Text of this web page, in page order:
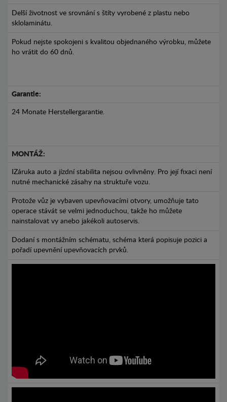
Delší životnost ve srovnání s štíty vyrobené z plastu nebo
sklolaminátu.
Pokud nejste spokojeni s kvalitou objednaného výrobku, můžete
ho vrátit do 60 dnů.
Garantie:
24 Monate Herstellergarantie.
MONTÁŽ:
IZáruka auto a jízdní stabilita nejsou ovlivněny. Pro její fixaci není
nutné mechanické zásahy na struktuře vozu.
Protože vůz je vybaven upevňovacími otvory, umožňuje tato
operace stávát se velmi jednoduchou, takže ho můžete
nainstalovat vy anebo jakékoli autoservis.
Dodaní s montážním schématu, schéma která popisuje pozici a
pořadí upevnění upevňovacích prvků.